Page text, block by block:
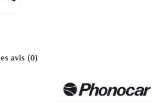
avis (0)